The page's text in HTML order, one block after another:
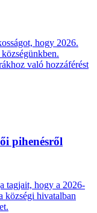
hogy 2026.
való hozzáférést
pihenésről
tagjait, hogy a 2026-
községi hivatalban